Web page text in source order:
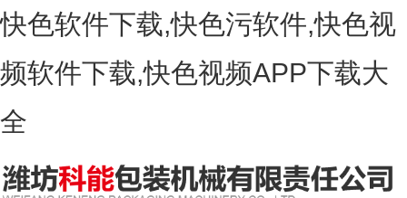
快色软件下载,快色污软件,快色视
频软件下载,快色视频APP下载大
全